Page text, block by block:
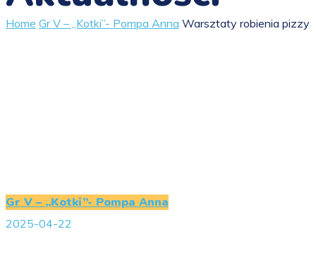
Home Gr V – „Kotki”- Pompa Anna Warsztaty robienia pizzy
Gr V – „Kotki”- Pompa Anna
2025-04-22